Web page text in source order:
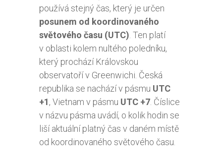
používá stejný čas, který je určen
posunem od koordinovaného
světového času (UTC) . Ten platí
v oblasti kolem nultého poledníku,
který prochází Královskou
observatoří v Greenwichi. Česká
republika se nachází v pásmu UTC
+1, Vietnam v pásmu UTC +7 . Číslice
v názvu pásma uvádí, o kolik hodin se
liší aktuální platný čas v daném místě
od koordinovaného světového času.